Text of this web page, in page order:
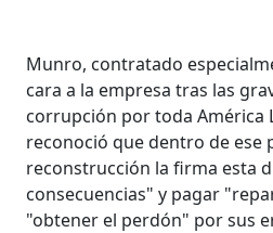
Munro, contratado
cara a la empresa tras las
corrupción por toda América
reconoció que dentro de ese
reconstrucción la firma esta
consecuencias" y pagar
"obtener el perdón" por sus